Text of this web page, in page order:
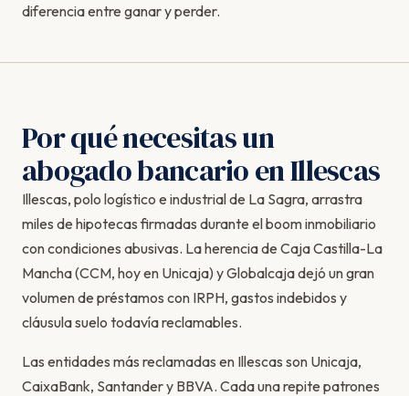
diferencia entre ganar y perder.
Por qué necesitas un
abogado bancario en Illescas
Illescas, polo logístico e industrial de La Sagra, arrastra
miles de hipotecas firmadas durante el boom inmobiliario
con condiciones abusivas. La herencia de Caja Castilla-La
Mancha (CCM, hoy en Unicaja) y Globalcaja dejó un gran
volumen de préstamos con IRPH, gastos indebidos y
cláusula suelo todavía reclamables.
Las entidades más reclamadas en Illescas son Unicaja,
CaixaBank, Santander y BBVA. Cada una repite patrones